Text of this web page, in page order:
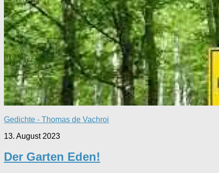
Gedichte - Thomas de Vachroi
13. August 2023
Der Garten Eden!